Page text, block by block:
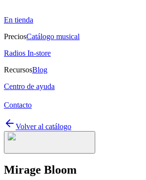
En tienda
PreciosCatálogo musical
Radios In-store
RecursosBlog
Centro de ayuda
Contacto
Volver al catálogo
Mirage Bloom